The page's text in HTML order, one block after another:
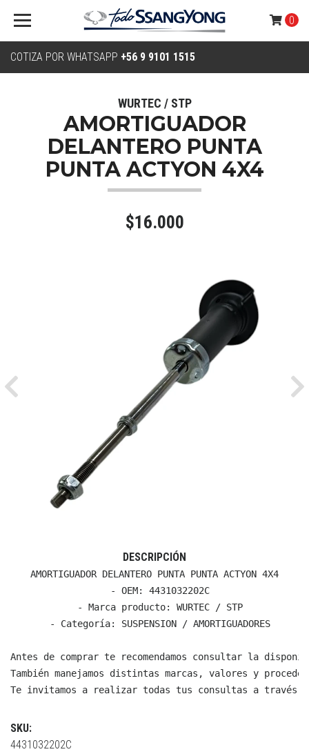
COTIZA POR WHATSAPP +56 9 9101 1515
0
WURTEC / STP
AMORTIGUADOR
DELANTERO PUNTA
PUNTA ACTYON 4X4
$16.000
Previous
DESCRIPCIÓN
AMORTIGUADOR DELANTERO PUNTA PUNTA ACTYON 4X4
  - OEM: 4431032202C
  - Marca producto: WURTEC / STP
  - Categoría: SUSPENSION / AMORTIGUADORES
Antes de comprar te recomendamos consultar la
También manejamos distintas marcas, valores y
Te invitamos a realizar todas tus consultas a través
SKU:
4431032202C